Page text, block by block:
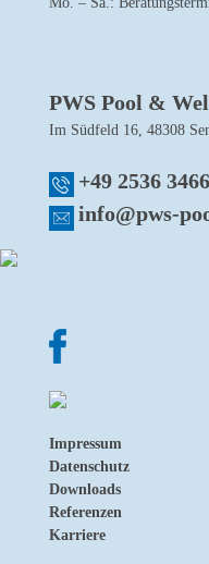
PWS Pool &
Im Südfeld 16, 48308
+49 2536
info@pws-
Impressum
Datenschutz
Downloads
Referenzen
Karriere